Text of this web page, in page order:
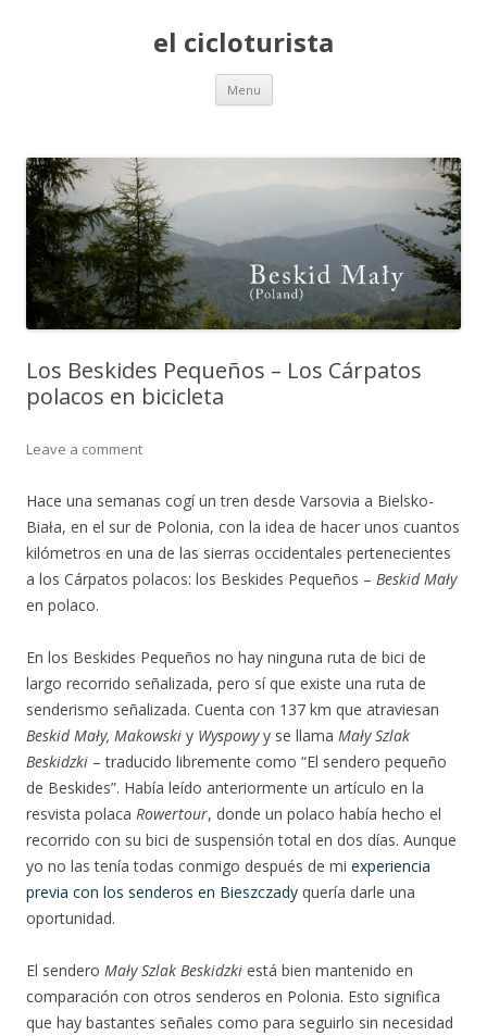
el cicloturista
Menu Skip to content
Los Beskides Pequeños – Los Cárpatos
polacos en bicicleta
Leave a comment
Hace una semanas cogí un tren desde Varsovia a Bielsko-
Biała, en el sur de Polonia, con la idea de hacer unos cuantos
kilómetros en una de las sierras occidentales pertenecientes
a los Cárpatos polacos: los Beskides Pequeños – Beskid Mały
en polaco.
En los Beskides Pequeños no hay ninguna ruta de bici de
largo recorrido señalizada, pero sí que existe una ruta de
senderismo señalizada. Cuenta con 137 km que atraviesan
Beskid Mały, Makowski y Wyspowyy se llama Mały Szlak
Beskidzki – traducido libremente como “El sendero pequeño
de Beskides”. Había leído anteriormente un artículo en la
resvista polaca Rowertour, donde un polaco había hecho el
recorrido con su bici de suspensión total en dos días. Aunque
yo no las tenía todas conmigo después de mi experiencia
previa con los senderos en Bieszczady quería darle una
oportunidad.
El sendero Mały Szlak Beskidzki está bien mantenido en
comparación con otros senderos en Polonia. Esto significa
que hay bastantes señales como para seguirlo sin necesidad